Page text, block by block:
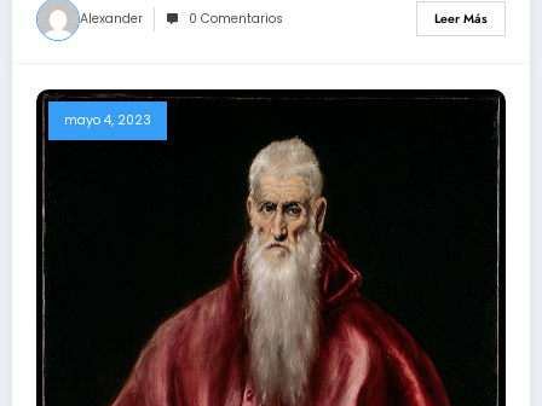
Alexander 0 Comentarios Leer Más
mayo 4, 2023